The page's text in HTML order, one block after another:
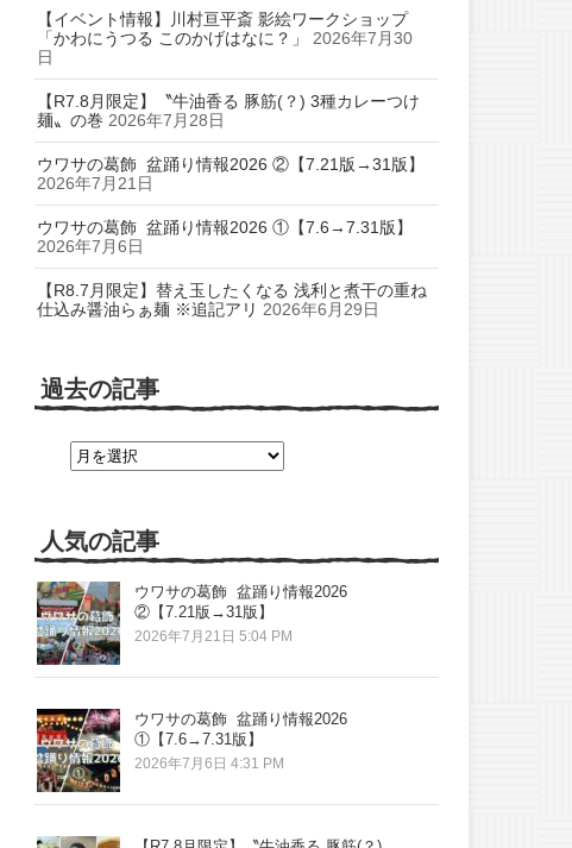
【イベント情報】川村亘平斎 影絵ワークショップ
「かわにうつる このかげはなに？」
2026年7月30
日
【R7.8月限定】〝牛油香る 豚筋(？) 3種カレーつけ
麺〟の巻 2026年7月28日
ウワサの葛飾 盆踊り情報2026 ②【7.21版→31版】
2026年7月21日
ウワサの葛飾 盆踊り情報2026 ①【7.6→7.31版】
2026年7月6日
【R8.7月限定】替え玉したくなる 浅利と煮干の重ね
仕込み醤油らぁ麺 ※追記アリ 2026年6月29日
過去の記事
人気の記事
ウワサの葛飾 盆踊り情報2026
②【7.21版→31版】
2026年7月21日 5:04 PM
ウワサの葛飾 盆踊り情報2026
①【7.6→7.31版】
2026年7月6日 4:31 PM